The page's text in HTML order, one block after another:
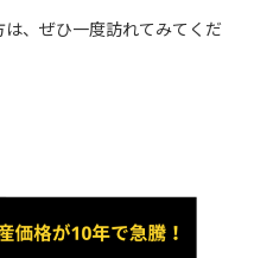
、ぜひ一度訪れてみてくだ